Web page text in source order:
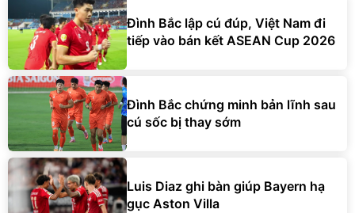
Đình Bắc lập cú đúp, Việt Nam đi
tiếp vào bán kết ASEAN Cup 2026
Đình Bắc chứng minh bản lĩnh sau
cú sốc bị thay sớm
Luis Diaz ghi bàn giúp Bayern hạ
gục Aston Villa